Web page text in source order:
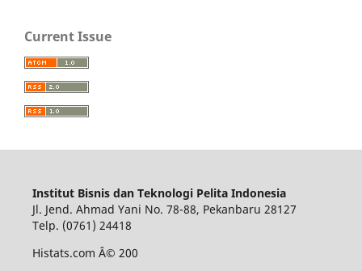
Current Issue
Institut Bisnis dan Teknologi Pelita Indonesia
Jl. Jend. Ahmad Yani No. 78-88, Pekanbaru 28127
Telp. (0761) 24418
Histats.com Â© 200